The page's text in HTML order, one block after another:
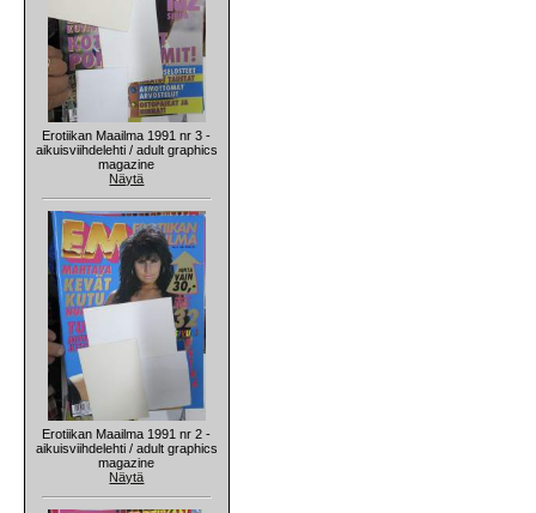
Erotiikan Maailma 1991 nr 3 -
aikuisviihdelehti / adult graphics
magazine
Näytä
Erotiikan Maailma 1991 nr 2 -
aikuisviihdelehti / adult graphics
magazine
Näytä